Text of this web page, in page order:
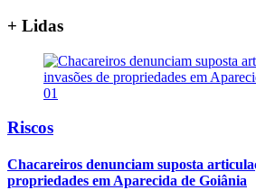
+ Lidas
01
Riscos
Chacareiros denunciam suposta
propriedades em Aparecida de Goiânia